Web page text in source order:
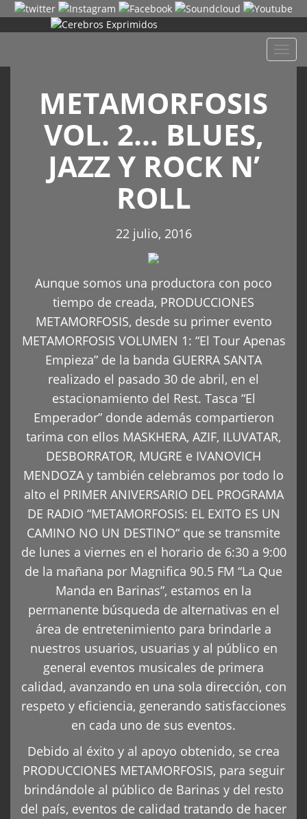
METAMORFOSIS
VOL. 2… BLUES,
JAZZ Y ROCK N’
ROLL
22 julio, 2016
Aunque somos una productora con poco
tiempo de creada, PRODUCCIONES
METAMORFOSIS, desde su primer evento
METAMORFOSIS VOLUMEN 1: “El Tour Apenas
Empieza” de la banda GUERRA SANTA
realizado el pasado 30 de abril, en el
estacionamiento del Rest. Tasca “El
Emperador” donde además compartieron
tarima con ellos MASKHERA, AZIF, ILUVATAR,
DESBORRATOR, MUGRE e IVANOVICH
MENDOZA y también celebramos por todo lo
alto el PRIMER ANIVERSARIO DEL PROGRAMA
DE RADIO “METAMORFOSIS: EL EXITO ES UN
CAMINO NO UN DESTINO“ que se transmite
de lunes a viernes en el horario de 6:30 a 9:00
de la mañana por Magnifica 90.5 FM “La Que
Manda en Barinas”, estamos en la
permanente búsqueda de alternativas en el
área de entretenimiento para brindarle a
nuestros usuarios, usuarias y al público en
general eventos musicales de primera
calidad, avanzando en una sola dirección, con
respeto y eficiencia, generando satisfacciones
en cada uno de sus eventos.
Debido al éxito y al apoyo obtenido, se crea
PRODUCCIONES METAMORFOSIS, para seguir
brindándole al público de Barinas y del resto
del país, eventos de calidad tratando de hacer